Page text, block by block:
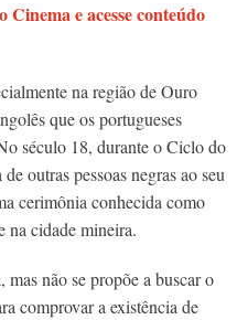
e acesse conteúdo
na região de Ouro
que os portugueses
século 18, durante o Ciclo do
outras pessoas negras ao seu
cerimônia conhecida como
na cidade mineira.
não se propõe a buscar o
comprovar a existência de